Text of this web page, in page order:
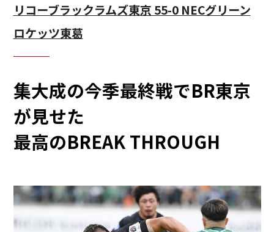
リコーブラックラムズ東京 55-0 NECグリーン
ロケッツ東葛
集大成の今季最終戦でBR東京
が見せた
最高のBREAK THROUGH